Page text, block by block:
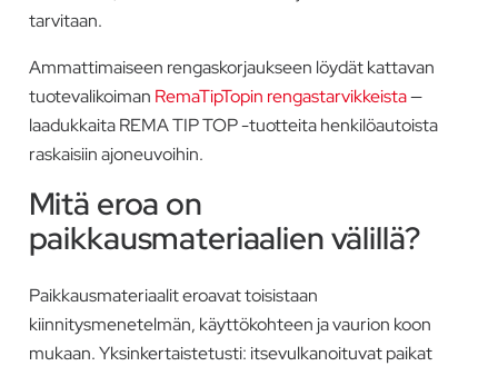
tarvitaan.
Ammattimaiseen rengaskorjaukseen löydät kattavan
tuotevalikoiman RemaTipTopin rengastarvikkeista—
laadukkaita REMA TIP TOP -tuotteita henkilöautoista
raskaisiin ajoneuvoihin.
Mitä eroa on
paikkausmateriaalien välillä?
Paikkausmateriaalit eroavat toisistaan
kiinnitysmenetelmän, käyttökohteen ja vaurion koon
mukaan. Yksinkertaistetusti: itsevulkanoituvat paikat